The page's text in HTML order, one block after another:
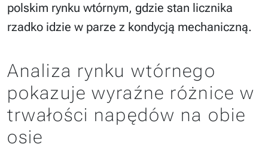
polskim rynku wtórnym, gdzie stan licznika
rzadko idzie w parze z kondycją mechaniczną.
Analiza rynku wtórnego
pokazuje wyraźne różnice w
trwałości napędów na obie
osie